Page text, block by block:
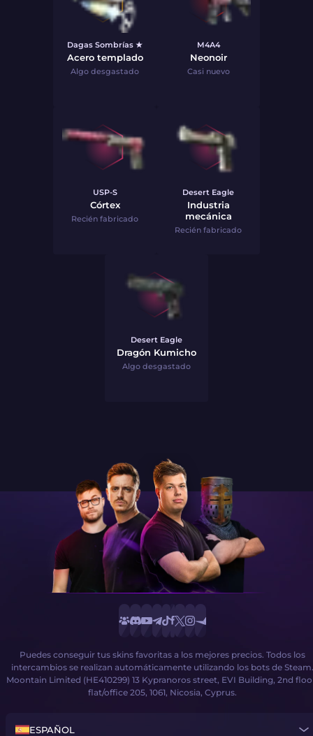
Dagas Sombrías ★
Acero templado
Algo desgastado
M4A4
Neonoir
Casi nuevo
USP-S
Córtex
Recién fabricado
Desert Eagle
Industria
mecánica
Recién fabricado
Desert Eagle
Dragón Kumicho
Algo desgastado
Puedes conseguir tus skins favoritas a los mejores precios. Todos los
intercambios se realizan automáticamente utilizando los bots de Steam.
Moontain Limited (HE410299) 13 Kypranoros street, EVI Building, 2nd
flat/office 205, 1061, Nicosia, Cyprus.
ESPAÑOL